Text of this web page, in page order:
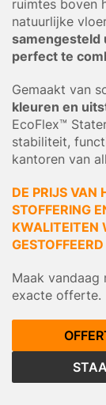
ruimtes boven
natuurlijke
samengesteld
perfect te
Gemaakt van
kleuren en
EcoFlex™
stabiliteit,
kantoren van
DE PRIJS VAN
STOFFERING
KWALITEITEN
Maak vandaag
exacte offerte.